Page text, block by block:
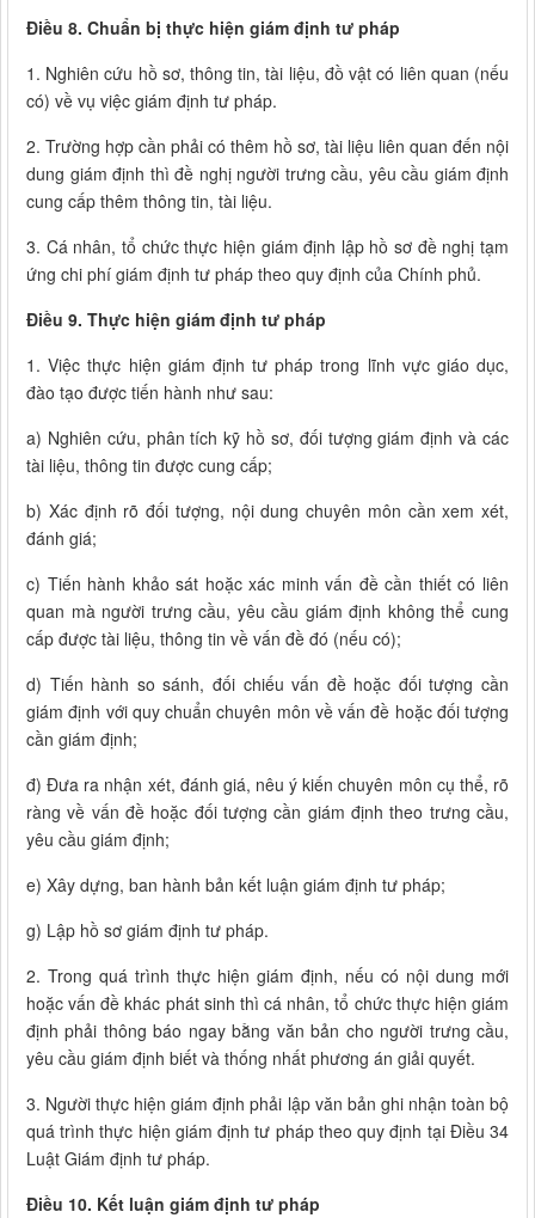
Điều 8. Chuẩn bị thực hiện giám định tư pháp
1. Nghiên cứu hồ sơ, thông tin, tài liệu, đồ vật có liên quan (nếu
có) về vụ việc giám định tư pháp.
2. Trường hợp cần phải có thêm hồ sơ, tài liệu liên quan đến nội
dung giám định thì đề nghị người trưng cầu, yêu cầu giám định
cung cấp thêm thông tin, tài liệu.
3. Cá nhân, tổ chức thực hiện giám định lập hồ sơ đề nghị tạm
ứng chi phí giám định tư pháp theo quy định của Chính phủ.
Điều 9. Thực hiện giám định tư pháp
1. Việc thực hiện giám định tư pháp trong lĩnh vực giáo dục,
đào tạo được tiến hành như sau:
a) Nghiên cứu, phân tích kỹ hồ sơ, đối tượng giám định và các
tài liệu, thông tin được cung cấp;
b) Xác định rõ đối tượng, nội dung chuyên môn cần xem xét,
đánh giá;
c) Tiến hành khảo sát hoặc xác minh vấn đề cần thiết có liên
quan mà người trưng cầu, yêu cầu giám định không thể cung
cấp được tài liệu, thông tin về vấn đề đó (nếu có);
d) Tiến hành so sánh, đối chiếu vấn đề hoặc đối tượng cần
giám định với quy chuẩn chuyên môn về vấn đề hoặc đối tượng
cần giám định;
đ) Đưa ra nhận xét, đánh giá, nêu ý kiến chuyên môn cụ thể, rõ
ràng về vấn đề hoặc đối tượng cần giám định theo trưng cầu,
yêu cầu giám định;
e) Xây dựng, ban hành bản kết luận giám định tư pháp;
g) Lập hồ sơ giám định tư pháp.
2. Trong quá trình thực hiện giám định, nếu có nội dung mới
hoặc vấn đề khác phát sinh thì cá nhân, tổ chức thực hiện giám
định phải thông báo ngay bằng văn bản cho người trưng cầu,
yêu cầu giám định biết và thống nhất phương án giải quyết.
3. Người thực hiện giám định phải lập văn bản ghi nhận toàn bộ
quá trình thực hiện giám định tư pháp theo quy định tại Điều 34
Luật Giám định tư pháp.
Điều 10. Kết luận giám định tư pháp